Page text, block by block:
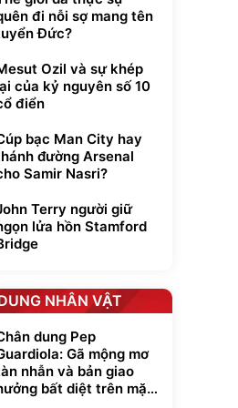
Xe đạp điện trợ
lực G-Force C14
tiện lợi
7.092.000đ
Đang xem nhiều
G-FORCE VIETNA
đi nỗi sợ mang tên
Đức?
Ozil và sự khép
của kỷ nguyên số 10
điển
bạc Man City hay
đường Arsenal
Samir Nasri?
Terry người giữ
lửa hồn Stamford
NHÂN VẬT
dung Pep
Gã mộng mơ
nhẫn và bản giao
bất diệt trên mặt